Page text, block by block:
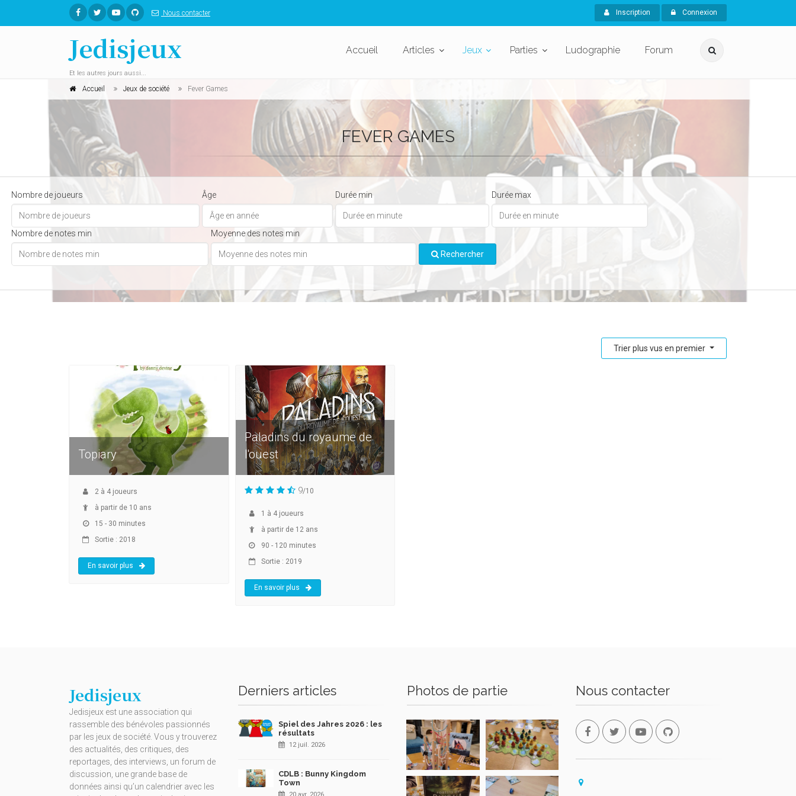
Nous contacter Inscription Connexion
Jedisjeux
Et les autres jours aussi...
Accueil Articles Jeux Parties Ludographie Forum
Accueil Jeux de société Fever Games
FEVER GAMES
Nombre de joueurs Âge Durée min Durée max
Nombre de notes min Moyenne des notes min
Rechercher
Trier plus vus en premier
Topiary
2 à 4 joueurs
à partir de 10 ans
15 - 30 minutes
Sortie : 2018
En savoir plus
Paladins du royaume de
l'ouest
9/10
1 à 4joueurs
à partir de 12 ans
90 - 120 minutes
Sortie : 2019
En savoir plus
Jedisjeux
Jedisjeux est une association qui
rassemble des bénévoles passionnés
par les jeux de société. Vous y trouverez
des actualités, des critiques, des
reportages, des interviews, un forum de
discussion, une grande base de
données ainsi qu’un calendrier avec les
Derniers articles
Spiel des Jahres 2026 : les
résultats
12 juil. 2026
CDLB : Bunny Kingdom
Town
20 avr. 2026
Photos de partie Nous contacter